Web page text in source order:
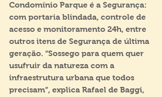
Condomínio Parque é a Segurança:
com portaria blindada, controle de
acesso e monitoramento 24h, entre
outros itens de Segurança de última
geração. “Sossego para quem quer
usufruir da natureza com a
infraestrutura urbana que todos
precisam”, explica Rafael de Baggi,